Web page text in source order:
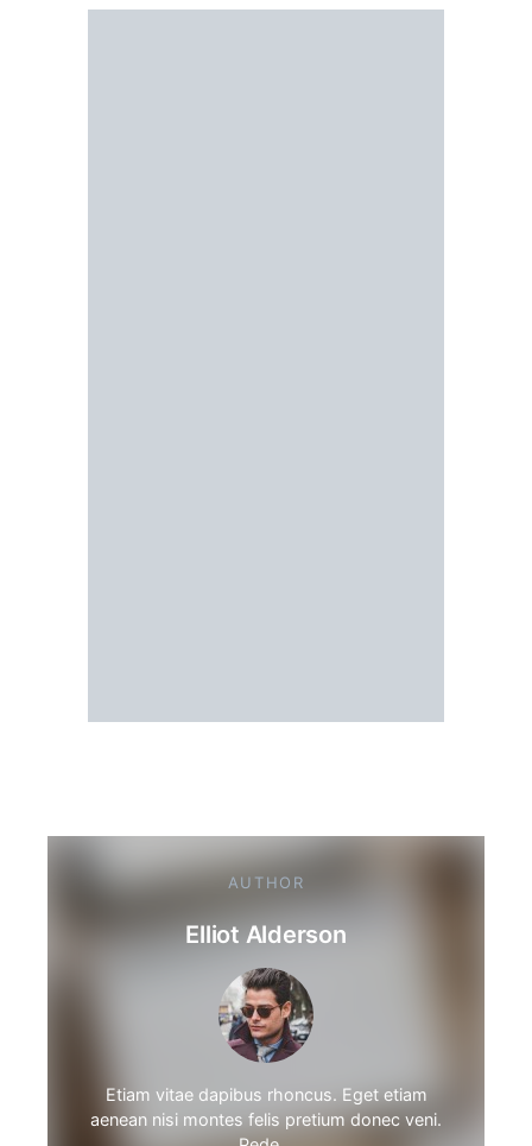
AUTHOR
Elliot Alderson
Etiam vitae dapibus rhoncus. Eget etiam
aenean nisi montes felis pretium donec veni.